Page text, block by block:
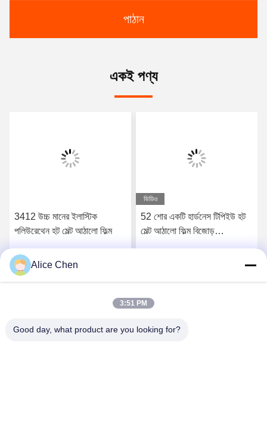
পাঠান
একই পণ্য
3412 উচ্চ মানের ইলাস্টিক
পলিউরেথেন হট মেল্ট আঠালো ফিল্ম
ভিডিও
52 শোর একটি হার্ডনেস টিপিইউ হট
মেল্ট আঠালো ফিল্ম বিজোড়
Alice Chen
3:51 PM
Good day, what product are you looking for?